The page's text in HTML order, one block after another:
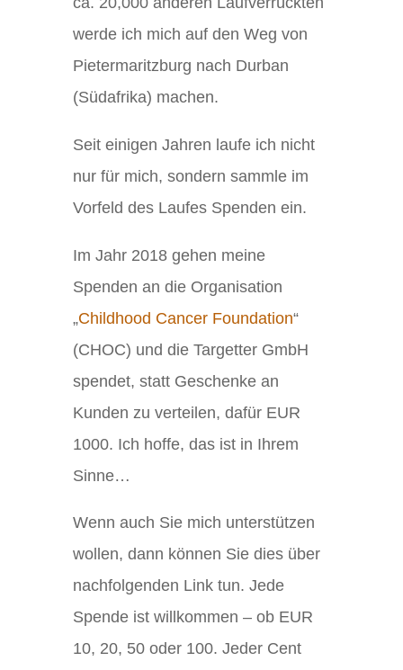
werde ich mich auf den Weg von
Pietermaritzburg nach Durban
(Südafrika) machen.
Seit einigen Jahren laufe ich nicht
nur für mich, sondern sammle im
Vorfeld des Laufes Spenden ein.
Im Jahr 2018 gehen meine
Spenden an die Organisation
„Childhood Cancer Foundation“
(CHOC) und die Targetter GmbH
spendet, statt Geschenke an
Kunden zu verteilen, dafür EUR
1000. Ich hoffe, das ist in Ihrem
Sinne…
Wenn auch Sie mich unterstützen
wollen, dann können Sie dies über
nachfolgenden Link tun. Jede
Spende ist willkommen – ob EUR
10, 20, 50 oder 100. Jeder Cent